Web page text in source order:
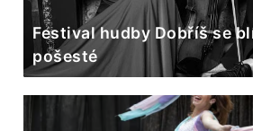
Festival hudby Dobříš se
pošesté